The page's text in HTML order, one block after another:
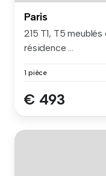
Paris
215 T1, T5
résidence ...
1 pièce
€ 493